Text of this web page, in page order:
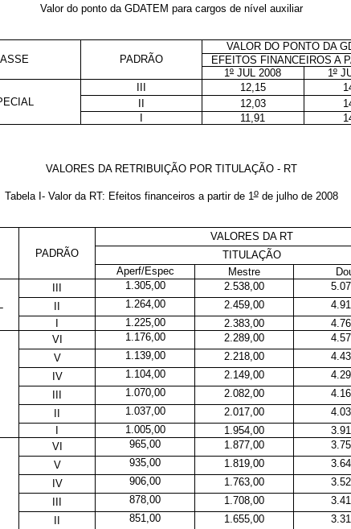
Valor do ponto da GDATEM para cargos de nível auxiliar
PADRÃO
VALOR DO PONTO DA
EFEITOS FINANCEIROS A
1º JUL 2008 1º
III 12,15
II
12,03
I
11,91
VALORES DA RETRIBUIÇÃO POR TITULAÇÃO - RT
Tabela I- Valor da RT: Efeitos financeiros a partir de 1ode julho de 2008
PADRÃO
VALORES DA RT
TITULAÇÃO
Aperf/Espec
Mestre
1.305,00 2.538,00
1.264,00 2.459,00
1.225,00 2.383,00
VI 1.176,00 2.289,00
V
1.139,00 2.218,00
IV
1.104,00 2.149,00
1.070,00 2.082,00
1.037,00 2.017,00
1.005,00 1.954,00
VI 965,00 1.877,00
V
935,00 1.819,00
IV
906,00 1.763,00
878,00 1.708,00
851,00 1.655,00